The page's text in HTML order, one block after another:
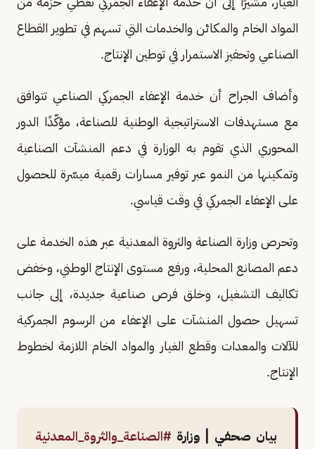
المواد الخام والمكائن والخدمات التي تسهم في تطوير القطاع
الصناعي وتحفيز الاستمرار في توطين الإنتاج.
وأضاف الجراح أن خدمة الإعفاء الجمركي الصناعي تتوافق
مع مستهدفات الاستراتيجية الوطنية للصناعة، مؤكّدًا الدور
المحوري الذي تقوم به الوزارة في دعم المنشآت الصناعية
وتمكينها من النمو عبر توفير مسارات رقمية ميسّرة للحصول
على الإعفاء الجمركي في وقت قياسي.
وتحرص وزارة الصناعة والثروة المعدنية عبر هذه الخدمة على
دعم المصانع المحلية، ورفع مستوى الإنتاج الوطني، وخفض
تكاليف التشغيل، وخلق فرص صناعية جديدة، إلى جانب
تسهيل حصول المنشآت على الإعفاء من الرسوم الجمركية
للآلات والمعدات وقطع الغيار والمواد الخام اللازمة لخطوط
الإنتاج.
بيان صحفي | وزارة #الصناعة_والثروة_المعدنية